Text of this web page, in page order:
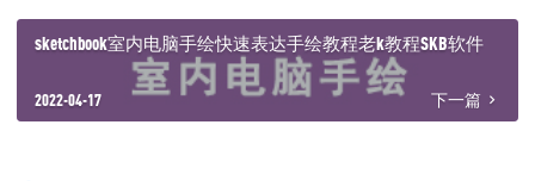
sketchbook室内电脑手绘快速表达手绘教程老k教程SKB软件
2022-04-17 下一篇